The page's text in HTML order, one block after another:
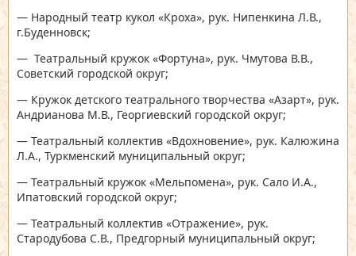
— Народный театр кукол «Кроха», рук. Нипенкина Л.В.,
г.Буденновск;
— Театральный кружок «Фортуна», рук. Чмутова В.В.,
Советский городской округ;
— Кружок детского театрального творчества «Азарт», рук.
Андрианова М.В., Георгиевский городской округ;
— Театральный коллектив «Вдохновение», рук. Калюжина
Л.А., Туркменский муниципальный округ;
— Театральный кружок «Мельпомена», рук. Сало И.А.,
Ипатовский городской округ;
— Театральный коллектив «Отражение», рук.
Стародубова С.В., Предгорный муниципальный округ;